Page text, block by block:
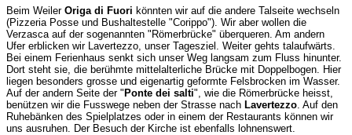
Beim Weiler Origa di Fuori könnten wir auf die andere Talseite wechseln
(Pizzeria Posse und Bushaltestelle "Corippo"). Wir aber wollen die
Verzasca auf der sogenannten "Römerbrücke" überqueren. Am andern
Ufer erblicken wir Lavertezzo, unser Tagesziel. Weiter gehts talaufwärts.
Bei einem Ferienhaus senkt sich unser Weg langsam zum Fluss hinunter.
Dort steht sie, die berühmte mittelalterliche Brücke mit Doppelbogen. Hier
liegen besonders grosse und eigenartig geformte Felsbrocken im Wasser.
Auf der andern Seite der " Ponte dei salti", wie die Römerbrücke heisst,
benützen wir die Fusswege neben der Strasse nach Lavertezzo. Auf den
Ruhebänken des Spielplatzes oder in einem der Restaurants können wir
uns ausruhen. Der Besuch der Kirche ist ebenfalls lohnenswert.